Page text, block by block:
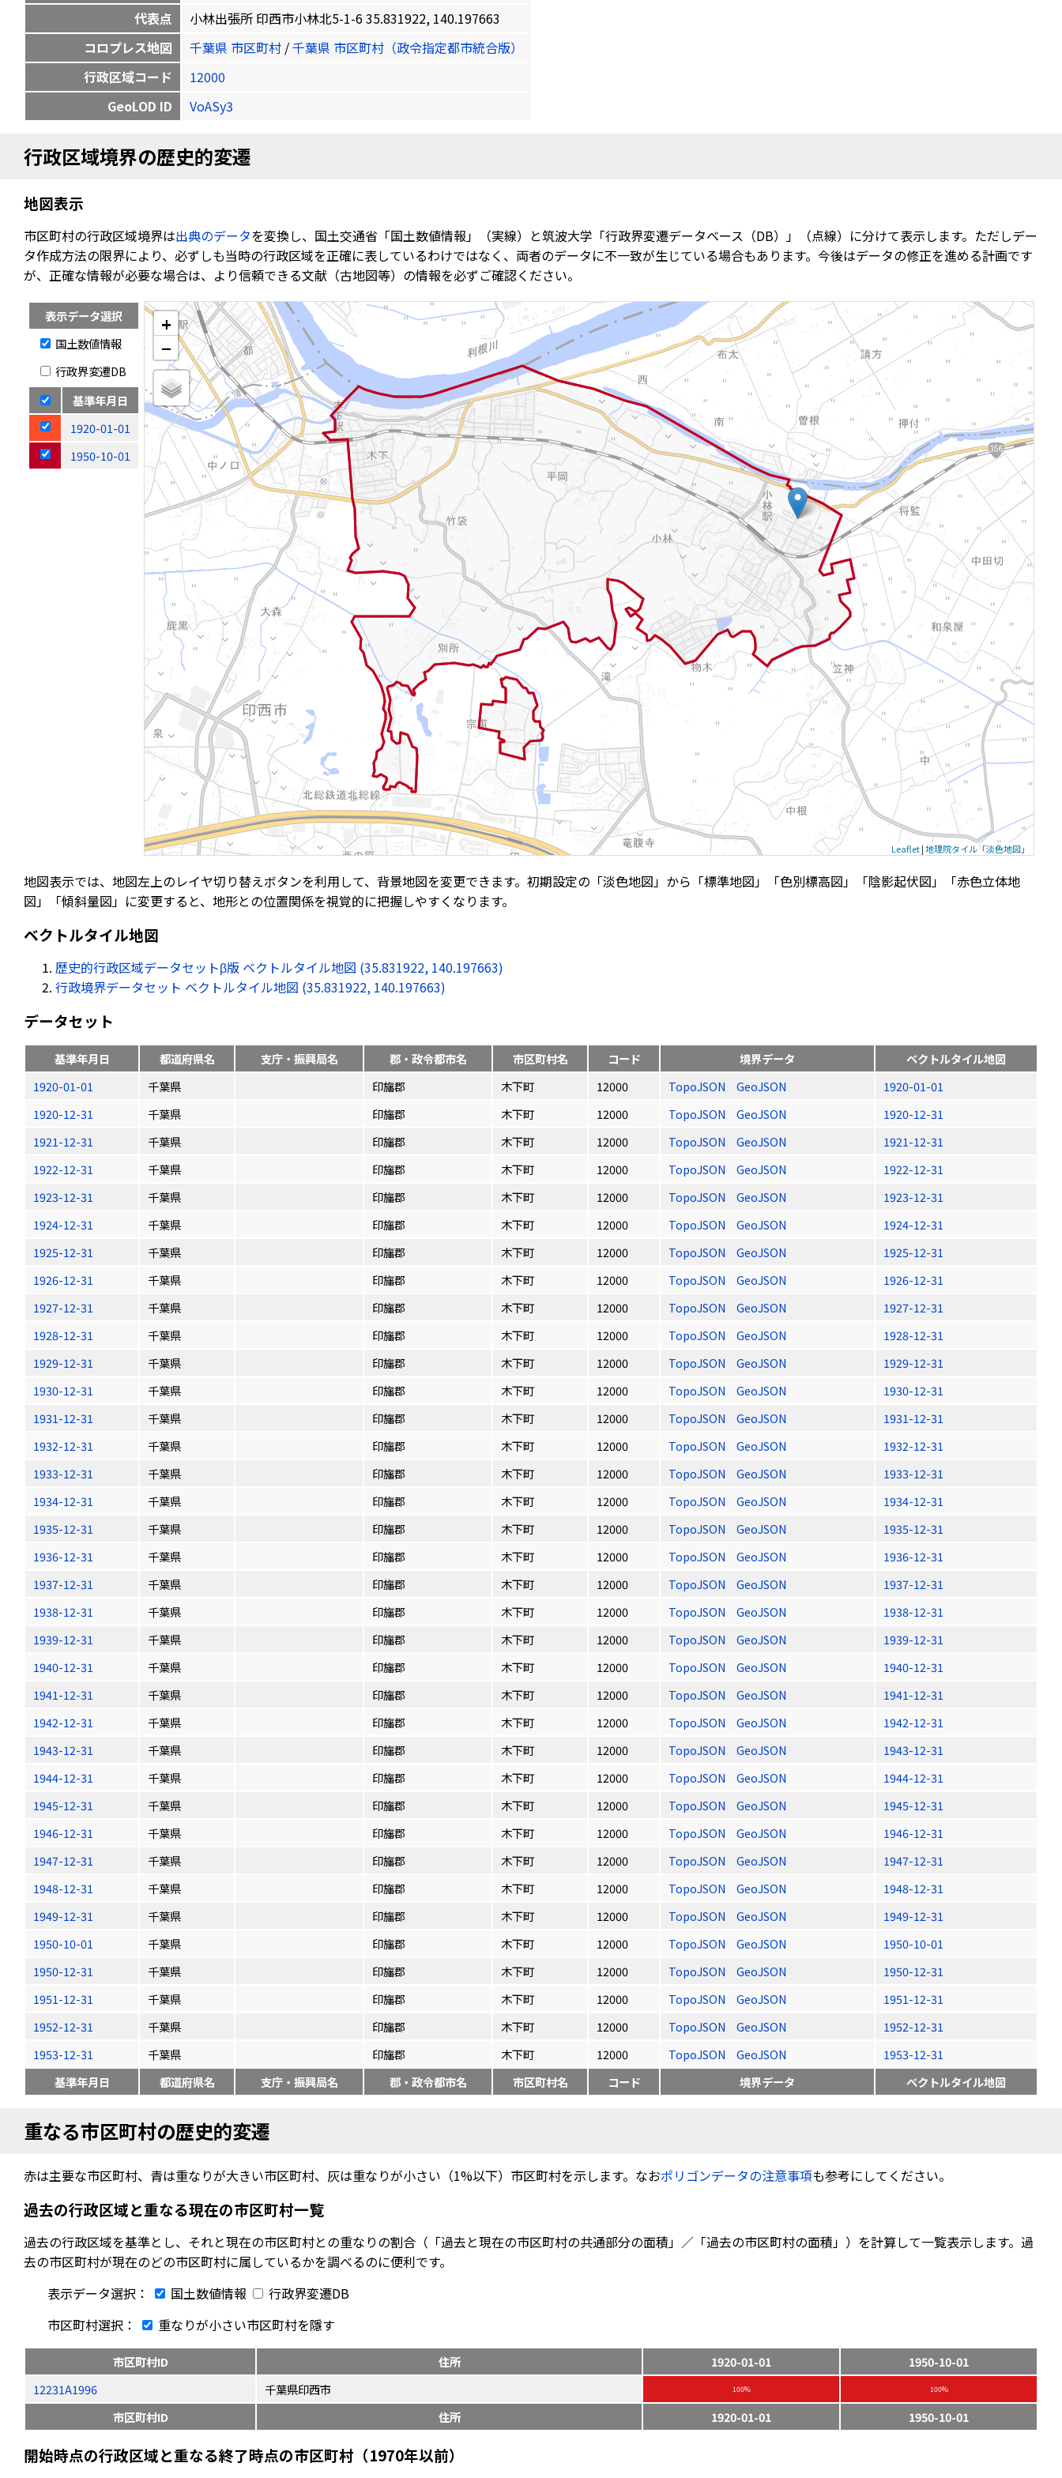
代表点
小林出張所 印西市小林北5-1-6 35.831922, 140.197663
コロプレス地図
千葉県 市区町村 /千葉県 市区町村（政令指定都市統合版）
行政区域コード
12000
GeoLOD ID
VoASy3
行政区域境界の歴史的変遷
地図表示
市区町村の行政区域境界は出典のデータを変換し、国土交通省「国土数値情報」（実線）と筑波大学「行政界変遷データベース（DB）」（点線）に分けて表示します。ただしデー
タ作成方法の限界により、必ずしも当時の行政区域を正確に表しているわけではなく、両者のデータに不一致が生じている場合もあります。今後はデータの修正を進める計画です
が、正確な情報が必要な場合は、より信頼できる文献（古地図等）の情報を必ずご確認ください。
表示データ選択
国土数値情報
行政界変遷DB
基準年月日
1920-01-01
1950-10-01
+
−
Leaflet|地理院タイル「淡色地図」
地図表示では、地図左上のレイヤ切り替えボタンを利用して、背景地図を変更できます。初期設定の「淡色地図」から「標準地図」「色別標高図」「陰影起伏図」「赤色立体地
図」「傾斜量図」に変更すると、地形との位置関係を視覚的に把握しやすくなります。
ベクトルタイル地図
歴史的行政区域データセットβ版 ベクトルタイル地図 (35.831922, 140.197663)
行政境界データセット ベクトルタイル地図 (35.831922, 140.197663)
データセット
基準年月日 都道府県名 支庁・振興局名 郡・政令都市名 市区町村名 コード 境界データ
ベクトルタイル地図
1920-01-01
千葉県 印旛郡 木下町 12000 TopoJSON GeoJSON
1920-01-01
1920-12-31
千葉県 印旛郡 木下町 12000 TopoJSON GeoJSON
1920-12-31
1921-12-31
千葉県 印旛郡 木下町 12000 TopoJSON GeoJSON
1921-12-31
1922-12-31
千葉県 印旛郡 木下町 12000 TopoJSON GeoJSON
1922-12-31
1923-12-31
千葉県 印旛郡 木下町 12000 TopoJSON GeoJSON
1923-12-31
1924-12-31
千葉県 印旛郡 木下町 12000 TopoJSON GeoJSON
1924-12-31
1925-12-31
千葉県 印旛郡 木下町 12000 TopoJSON GeoJSON
1925-12-31
1926-12-31
千葉県 印旛郡 木下町 12000 TopoJSON GeoJSON
1926-12-31
1927-12-31
千葉県 印旛郡 木下町 12000 TopoJSON GeoJSON
1927-12-31
1928-12-31
千葉県 印旛郡 木下町 12000 TopoJSON GeoJSON
1928-12-31
1929-12-31
千葉県 印旛郡 木下町 12000 TopoJSON GeoJSON
1929-12-31
1930-12-31
千葉県 印旛郡 木下町 12000 TopoJSON GeoJSON
1930-12-31
1931-12-31
千葉県 印旛郡 木下町 12000 TopoJSON GeoJSON
1931-12-31
1932-12-31
千葉県 印旛郡 木下町 12000 TopoJSON GeoJSON
1932-12-31
1933-12-31
千葉県 印旛郡 木下町 12000 TopoJSON GeoJSON
1933-12-31
1934-12-31
千葉県 印旛郡 木下町 12000 TopoJSON GeoJSON
1934-12-31
1935-12-31
千葉県 印旛郡 木下町 12000 TopoJSON GeoJSON
1935-12-31
1936-12-31
千葉県 印旛郡 木下町 12000 TopoJSON GeoJSON
1936-12-31
1937-12-31
千葉県 印旛郡 木下町 12000 TopoJSON GeoJSON
1937-12-31
1938-12-31
千葉県 印旛郡 木下町 12000 TopoJSON GeoJSON
1938-12-31
1939-12-31
千葉県 印旛郡 木下町 12000 TopoJSON GeoJSON
1939-12-31
1940-12-31
千葉県 印旛郡 木下町 12000 TopoJSON GeoJSON
1940-12-31
1941-12-31
千葉県 印旛郡 木下町 12000 TopoJSON GeoJSON
1941-12-31
1942-12-31
千葉県 印旛郡 木下町 12000 TopoJSON GeoJSON
1942-12-31
1943-12-31
千葉県 印旛郡 木下町 12000 TopoJSON GeoJSON
1943-12-31
1944-12-31
千葉県 印旛郡 木下町 12000 TopoJSON GeoJSON
1944-12-31
1945-12-31
千葉県 印旛郡 木下町 12000 TopoJSON GeoJSON
1945-12-31
1946-12-31
千葉県 印旛郡 木下町 12000 TopoJSON GeoJSON
1946-12-31
1947-12-31
千葉県 印旛郡 木下町 12000 TopoJSON GeoJSON
1947-12-31
1948-12-31
千葉県 印旛郡 木下町 12000 TopoJSON GeoJSON
1948-12-31
1949-12-31
千葉県 印旛郡 木下町 12000 TopoJSON GeoJSON
1949-12-31
1950-10-01
千葉県 印旛郡 木下町 12000 TopoJSON GeoJSON
1950-10-01
1950-12-31
千葉県 印旛郡 木下町 12000 TopoJSON GeoJSON
1950-12-31
1951-12-31
千葉県 印旛郡 木下町 12000 TopoJSON GeoJSON
1951-12-31
1952-12-31
千葉県 印旛郡 木下町 12000 TopoJSON GeoJSON
1952-12-31
1953-12-31
千葉県 印旛郡 木下町 12000 TopoJSON GeoJSON
1953-12-31
基準年月日
都道府県名 支庁・振興局名 郡・政令都市名 市区町村名 コード 境界データ ベクトルタイル地図
重なる市区町村の歴史的変遷
赤は主要な市区町村、青は重なりが大きい市区町村、灰は重なりが小さい（1%以下）市区町村を示します。なおポリゴンデータの注意事項も参考にしてください。
過去の行政区域と重なる現在の市区町村一覧
過去の行政区域を基準とし、それと現在の市区町村との重なりの割合（「過去と現在の市区町村の共通部分の面積」／「過去の市区町村の面積」）を計算して一覧表示します。過
去の市区町村が現在のどの市区町村に属しているかを調べるのに便利です。
表示データ選択：
国土数値情報
行政界変遷DB
市区町村選択：
重なりが小さい市区町村を隱す
市区町村ID 住所 1920-01-01
1950-10-01
12231A1996
千葉県印西市 100% 100%
市区町村ID 住所 1920-01-01 1950-10-01
開始時点の行政区域と重なる終了時点の市区町村（1970年以前）